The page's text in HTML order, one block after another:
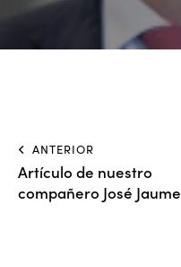
ANTERIOR
Artículo de nuestro
compañero José Jaume